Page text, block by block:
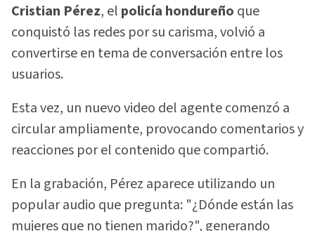
Cristian Pérez, el policía hondureño que
conquistó las redes por su carisma, volvió a
convertirse en tema de conversación entre los
usuarios.
Esta vez, un nuevo video del agente comenzó a
circular ampliamente, provocando comentarios y
reacciones por el contenido que compartió.
En la grabación, Pérez aparece utilizando un
popular audio que pregunta: "¿Dónde están las
mujeres que no tienen marido?", generando